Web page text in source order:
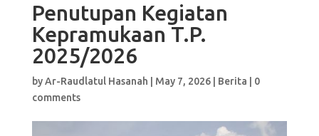
Penutupan Kegiatan
Kepramukaan T.P.
2025/2026
byAr-Raudlatul Hasanah May 7, 2026| Berita
0
comments